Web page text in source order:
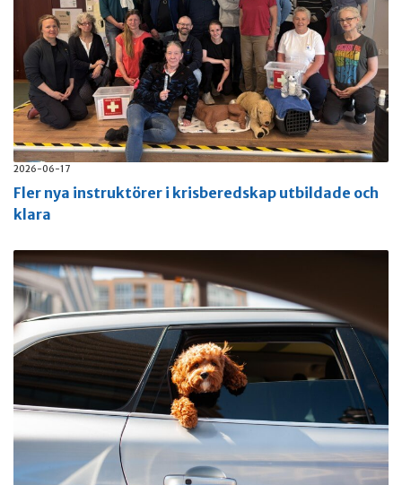
2026-06-17
Fler nya instruktörer i krisberedskap utbildade och
klara